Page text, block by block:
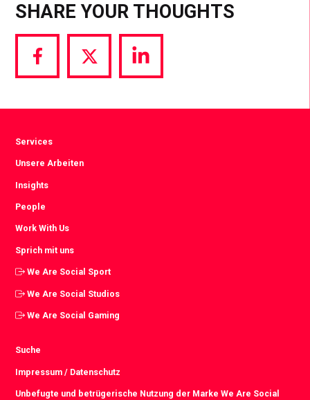
SHARE YOUR THOUGHTS
Share
via
Share
via
Share
via
Services
Unsere Arbeiten
Insights
People
Work With Us
Sprich mit uns
We Are Social Sport
We Are Social Studios
We Are Social Gaming
Suche
Impressum / Datenschutz
Unbefugte und betrügerische Nutzung der Marke We Are Social